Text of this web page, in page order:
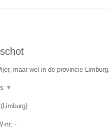
maar wel in de provincie Limburg.
▼
(Limburg)
nr: -